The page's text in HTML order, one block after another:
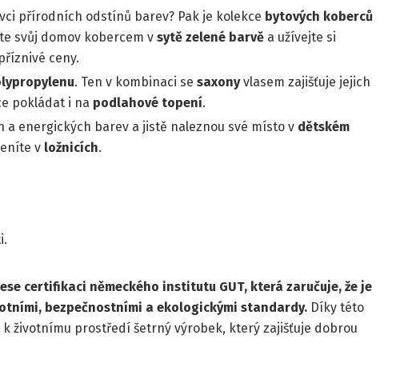
přírodních odstínů barev? Pak je kolekce bytových koberců
svůj domov kobercem v sytě zelené barvě a užívejte si
ceny.
. Ten v kombinaci se saxonyvlasem zajišťuje jejich
pokládat i na podlahové topení.
a energických barev a jistě naleznou své místo v dětském
v ložnicích.
certifikaci německého institutu GUT, která zaručuje, že je
bezpečnostními a ekologickými standardy. Díky této
životnímu prostředí šetrný výrobek, který zajišťuje dobrou